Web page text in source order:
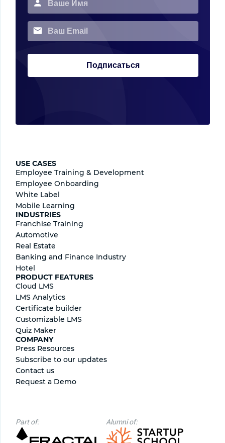
Подписаться
USE CASES
Employee Training & Development
Employee Onboarding
White Label
Mobile Learning
INDUSTRIES
Franchise Training
Automotive
Real Estate
Banking and Finance Industry
Hotel
PRODUCT FEATURES
Cloud LMS
LMS Analytics
Certificate builder
Сustomizable LMS
Quiz Maker
COMPANY
Press Resources
Subscribe to our updates
Contact us
Request a Demo
Part of: Alumni of: